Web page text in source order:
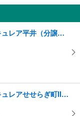
【大和ハウス】セキュレア平井（分譲住宅）
【大和ハウス】セキュレアせせらぎ町III（分譲住宅）